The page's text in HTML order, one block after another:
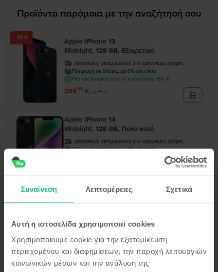
Συναίνεση Λεπτομέρειες Σχετικά
Αυτή η ιστοσελίδα χρησιμοποιεί cookies
Χρησιμοποιούμε cookie για την εξατομίκευση
περιεχομένου και διαφημίσεων, την παροχή λειτουργιών
κοινωνικών μέσων και την ανάλυση της
Προϊόντα παρόμοια με την αναζήτησή σου
- 10 €
Apple iPhone 13
Midnight, 128 GB, Εξαιρετικό
Αποστολή: εκτιμώμενος 2-5 εργάσιμες ημέρες
Πληρωμή σε δόσεις, με 0% επιτόκιο
Πιο οικονομικό από το καινούργιο 180 €
26999 €27999€
Apple iPhone 14
Midnight, 128 GB, Πολύ καλό
Αποστολή: εκτιμώμενος 2-5 εργάσιμες ημέρες
Πληρωμή σε δόσεις, με 0% επιτόκιο
Πιο οικονομικό από το καινούργιο 240 €
εκτιμώμενος 2-5 εργάσιμες ημέρες
Πληρωμή σε δόσεις, με 0% επιτόκιο
249